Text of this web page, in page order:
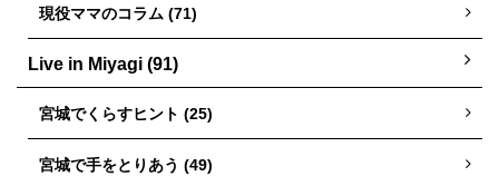
現役ママのコラム (71)
Live in Miyagi (91)
宮城でくらすヒント (25)
宮城で手をとりあう (49)